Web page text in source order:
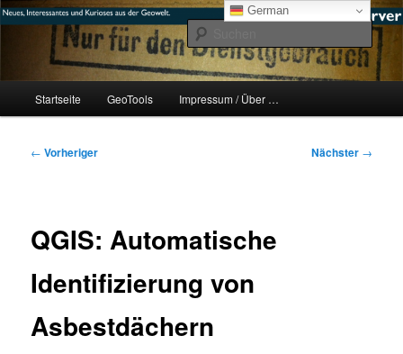
Zum
primären
#geoObserver
mikeE's GeoBlog
Startseite GeoTools Impressum / Über …
Beitragsnavigation
← Vorheriger Nächster →
QGIS: Automatische
Identifizierung von
Asbestdächern
German